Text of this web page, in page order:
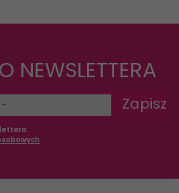
NEWSLETTERA
Zapisz